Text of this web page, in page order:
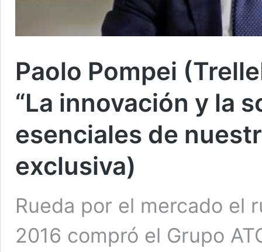
Paolo Pompei
“La innovación y la
esenciales de
exclusiva)
Rueda por el mercado el
2016 compró el Grupo